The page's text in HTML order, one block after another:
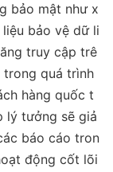
bảo mật như x
bảo vệ dữ li
truy cập trê
quá trình
hàng quốc t
lý tưởng sẽ giả
báo cáo tron
động cốt lõi